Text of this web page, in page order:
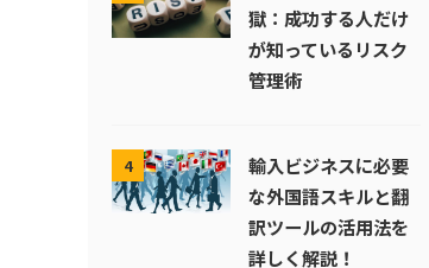
獄：成功する人だけ
が知っているリスク
管理術
4
輸入ビジネスに必要
な外国語スキルと翻
訳ツールの活用法を
詳しく解説！